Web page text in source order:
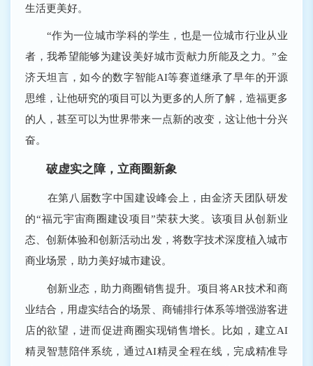
生活更美好。
“作为一位城市学科的学生，也是一位城市行业从业
者，我希望能够为建设美好城市贡献力所能及之力。”金
济天坦言，如今的数字智能AI等赛道继承了早年的开源
思维，让他研究的项目可以为更多的人所了解，造福更多
的人，甚至可以为世界带来一点新的改变，这让他十分兴
奋。
破虚实之障，立商圈新象
在第八届数字中国建设峰会上，由金济天团队研发
的“福元宇宙商圈建设项目”荣获大奖。该项目从创新业
态、创新体验和创新活动出发，将数字技术深度植入城市
商业场景，助力美好城市建设。
创新业态，助力商圈销售提升。项目将AR技术和商
业结合，用虚实结合的场景、商铺排行体系等增强游客进
店的欲望，进而促进商圈实现销售增长。比如，建立AI
精灵智慧陪伴系统，通过AI精灵全程在线，完成精准导